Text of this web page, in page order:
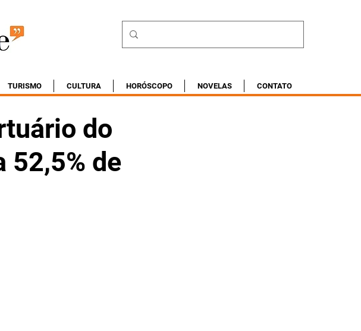
TURISMO CULTURA HORÓSCOPO NOVELAS CONTATO
do
52,5% de